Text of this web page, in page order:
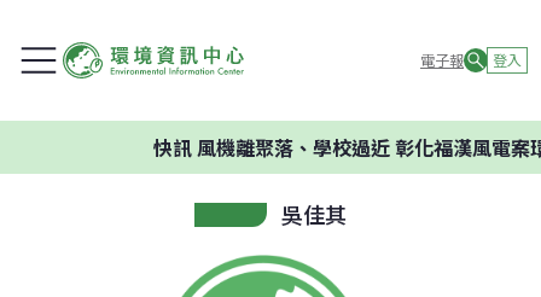
電子報 登入
快訊風機離聚落、學校過近 彰化福漢風電案環
吳佳其